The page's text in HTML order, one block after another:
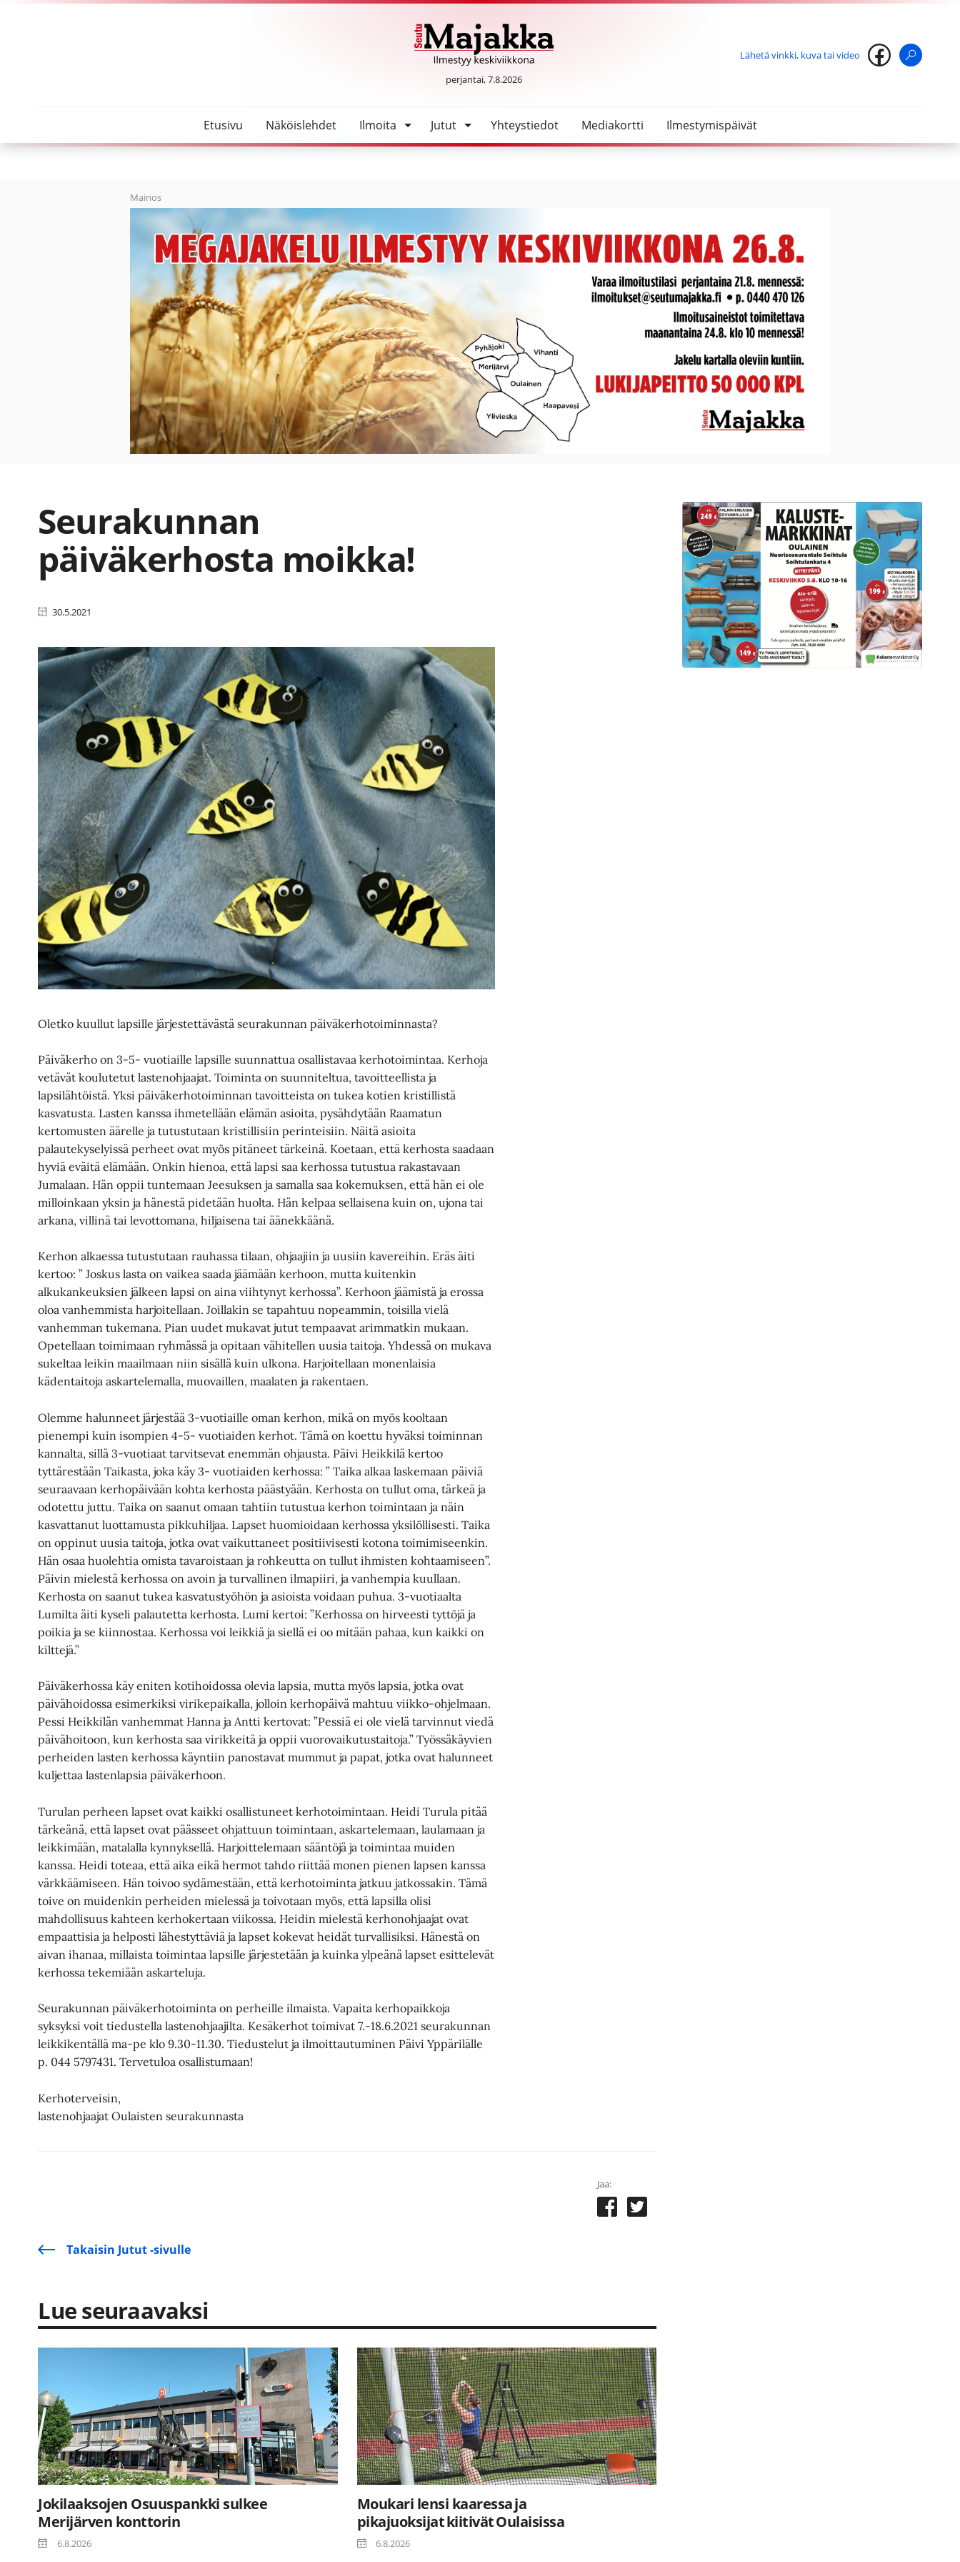
SeutuMajakka
perjantai, 7.8.2026
Lähetä vinkki, kuva tai video
Etusivu Näköislehdet Ilmoita Jutut Yhteystiedot Mediakortti Ilmestymispäivät
Mainos
Seurakunnan
päiväkerhosta moikka!
30.5.2021
Oletko kuullut lapsille järjestettävästä seurakunnan päiväkerhotoiminnasta?
Päiväkerho on 3-5- vuotiaille lapsille suunnattua osallistavaa kerhotoimintaa. Kerhoja
vetävät koulutetut lastenohjaajat. Toiminta on suunniteltua, tavoitteellista ja
lapsilähtöistä. Yksi päiväkerhotoiminnan tavoitteista on tukea kotien kristillistä
kasvatusta. Lasten kanssa ihmetellään elämän asioita, pysähdytään Raamatun
kertomusten äärelle ja tutustutaan kristillisiin perinteisiin. Näitä asioita
palautekyselyissä perheet ovat myös pitäneet tärkeinä. Koetaan, että kerhosta saadaan
hyviä eväitä elämään. Onkin hienoa, että lapsi saa kerhossa tutustua rakastavaan
Jumalaan. Hän oppii tuntemaan Jeesuksen ja samalla saa kokemuksen, että hän ei ole
milloinkaan yksin ja hänestä pidetään huolta. Hän kelpaa sellaisena kuin on, ujona tai
arkana, villinä tai levottomana, hiljaisena tai äänekkäänä.
Kerhon alkaessa tutustutaan rauhassa tilaan, ohjaajiin ja uusiin kavereihin. Eräs äiti
kertoo: ” Joskus lasta on vaikea saada jäämään kerhoon, mutta kuitenkin
alkukankeuksien jälkeen lapsi on aina viihtynyt kerhossa”. Kerhoon jäämistä ja erossa
oloa vanhemmista harjoitellaan. Joillakin se tapahtuu nopeammin, toisilla vielä
vanhemman tukemana. Pian uudet mukavat jutut tempaavat arimmatkin mukaan.
Opetellaan toimimaan ryhmässä ja opitaan vähitellen uusia taitoja. Yhdessä on mukava
sukeltaa leikin maailmaan niin sisällä kuin ulkona. Harjoitellaan monenlaisia
kädentaitoja askartelemalla, muovaillen, maalaten ja rakentaen.
Olemme halunneet järjestää 3-vuotiaille oman kerhon, mikä on myös kooltaan
pienempi kuin isompien 4-5- vuotiaiden kerhot. Tämä on koettu hyväksi toiminnan
kannalta, sillä 3-vuotiaat tarvitsevat enemmän ohjausta. Päivi Heikkilä kertoo
tyttärestään Taikasta, joka käy 3- vuotiaiden kerhossa: ” Taika alkaa laskemaan päiviä
seuraavaan kerhopäivään kohta kerhosta päästyään. Kerhosta on tullut oma, tärkeä ja
odotettu juttu. Taika on saanut omaan tahtiin tutustua kerhon toimintaan ja näin
kasvattanut luottamusta pikkuhiljaa. Lapset huomioidaan kerhossa yksilöllisesti. Taika
on oppinut uusia taitoja, jotka ovat vaikuttaneet positiivisesti kotona toimimiseenkin.
Hän osaa huolehtia omista tavaroistaan ja rohkeutta on tullut ihmisten kohtaamiseen”.
Päivin mielestä kerhossa on avoin ja turvallinen ilmapiiri, ja vanhempia kuullaan.
Kerhosta on saanut tukea kasvatustyöhön ja asioista voidaan puhua. 3-vuotiaalta
Lumilta äiti kyseli palautetta kerhosta. Lumi kertoi: ”Kerhossa on hirveesti tyttöjä ja
poikia ja se kiinnostaa. Kerhossa voi leikkiä ja siellä ei oo mitään pahaa, kun kaikki on
kilttejä.”
Päiväkerhossa käy eniten kotihoidossa olevia lapsia, mutta myös lapsia, jotka ovat
päivähoidossa esimerkiksi virikepaikalla, jolloin kerhopäivä mahtuu viikko-ohjelmaan.
Pessi Heikkilän vanhemmat Hanna ja Antti kertovat: ”Pessiä ei ole vielä tarvinnut viedä
päivähoitoon, kun kerhosta saa virikkeitä ja oppii vuorovaikutustaitoja.” Työssäkäyvien
perheiden lasten kerhossa käyntiin panostavat mummut ja papat, jotka ovat halunneet
kuljettaa lastenlapsia päiväkerhoon.
Turulan perheen lapset ovat kaikki osallistuneet kerhotoimintaan. Heidi Turula pitää
tärkeänä, että lapset ovat päässeet ohjattuun toimintaan, askartelemaan, laulamaan ja
leikkimään, matalalla kynnyksellä. Harjoittelemaan sääntöjä ja toimintaa muiden
kanssa. Heidi toteaa, että aika eikä hermot tahdo riittää monen pienen lapsen kanssa
värkkäämiseen. Hän toivoo sydämestään, että kerhotoiminta jatkuu jatkossakin. Tämä
toive on muidenkin perheiden mielessä ja toivotaan myös, että lapsilla olisi
mahdollisuus kahteen kerhokertaan viikossa. Heidin mielestä kerhonohjaajat ovat
empaattisia ja helposti lähestyttäviä ja lapset kokevat heidät turvallisiksi. Hänestä on
aivan ihanaa, millaista toimintaa lapsille järjestetään ja kuinka ylpeänä lapset esittelevät
kerhossa tekemiään askarteluja.
Seurakunnan päiväkerhotoiminta on perheille ilmaista. Vapaita kerhopaikkoja
syksyksi voit tiedustella lastenohjaajilta. Kesäkerhot toimivat 7.-18.6.2021 seurakunnan
leikkikentällä ma-pe klo 9.30-11.30. Tiedustelut ja ilmoittautuminen Päivi Yppärilälle
p. 044 5797431. Tervetuloa osallistumaan!
Kerhoterveisin,
lastenohjaajat Oulaisten seurakunnasta
Jaa:
Takaisin Jutut -sivulle
Lue seuraavaksi
Jokilaaksojen Osuuspankki sulkee
Merijärven konttorin
6.8.2026
Moukari lensi kaaressa ja
pikajuoksijat kiitivät Oulaisissa
6.8.2026